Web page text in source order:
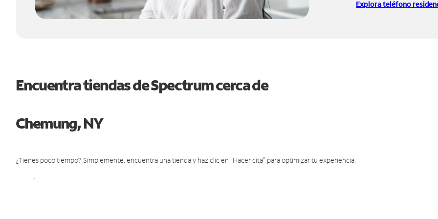
Explora teléfono
Encuentra tiendas de Spectrum cerca de
Chemung, NY
¿Tienes poco tiempo? Simplemente, encuentra una tienda y haz clic en "Hacer cita" para optimizar tu experiencia.